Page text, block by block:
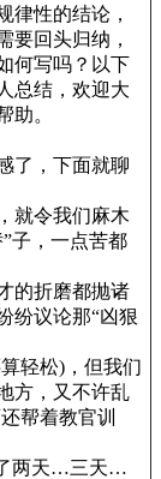
律性的结论，
要回头归纳，
何写吗？以下
总结，欢迎大
助。
了，下面就聊
就令我们麻木
子，一点苦都
的折磨都抛诸
纷议论那“凶狠
轻松)，但我们
方，又不许乱
帮着教官训
两天…三天…